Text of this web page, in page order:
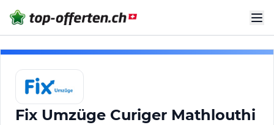
Fix Umzüge Curiger Mathlouthi